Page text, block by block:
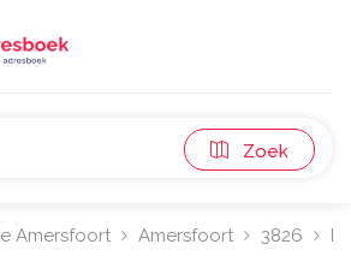
Zoek
Amersfoort Amersfoort 3826